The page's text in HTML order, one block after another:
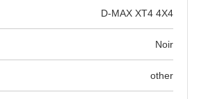
D-MAX XT4 4X4
noir
other